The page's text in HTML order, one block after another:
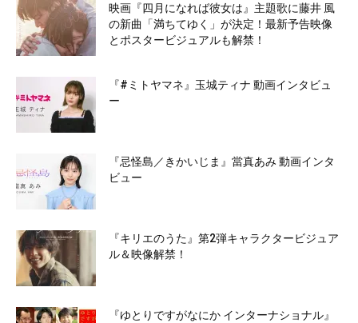
映画『四月になれば彼女は』主題歌に藤井 風
の新曲「満ちてゆく」が決定！最新予告映像
とポスタービジュアルも解禁！
『#ミトヤマネ』玉城ティナ 動画インタビュ
ー
『忌怪島／きかいじま』當真あみ 動画インタ
ビュー
『キリエのうた』第2弾キャラクタービジュア
ル＆映像解禁！
『ゆとりですがなにか インターナショナル』